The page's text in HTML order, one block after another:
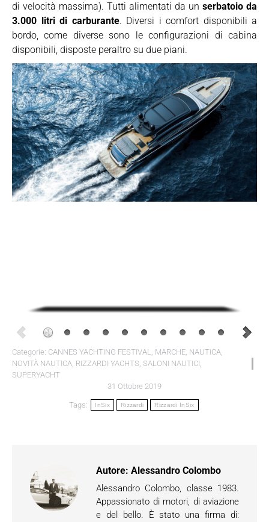
di velocità massima). Tutti alimentati da un serbatoio da
3.000 litri di carburante. Diversi i comfort disponibili a
bordo, come diverse sono le configurazioni di cabina
disponibili, disposte peraltro su due piani.
Categorie: CANNES YACHTING FESTIVAL, MARCHE, NAUTICA,
NOVITÀ NAUTICA, RIZZARDI YACHTS, SALONI NAUTICI,
SUPERYACHT
31 Ottobre 2019
Tags: InSix Rizzardi Rizzardi InSix
Autore: Alessandro Colombo
Alessandro Colombo, classe 1983.
Appassionato di motori, di aviazione
e del bello. È stato una firma di: